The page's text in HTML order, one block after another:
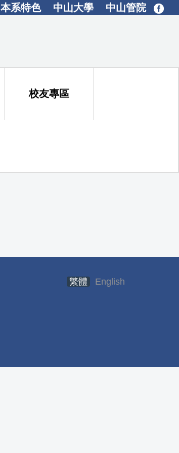
本系特色 中山大學 中山管院
校友專區
繁體
English